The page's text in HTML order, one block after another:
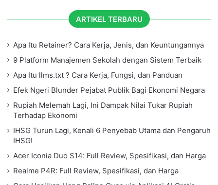
ARTIKEL TERBARU
Apa Itu Retainer? Cara Kerja, Jenis, dan Keuntungannya
9 Platform Manajemen Sekolah dengan Sistem Terbaik
Apa Itu llms.txt ? Cara Kerja, Fungsi, dan Panduan
Efek Ngeri Blunder Pejabat Publik Bagi Ekonomi Negara
Rupiah Melemah Lagi, Ini Dampak Nilai Tukar Rupiah
Terhadap Ekonomi
IHSG Turun Lagi, Kenali 6 Penyebab Utama dan Pengaruh
IHSG!
Acer Iconia Duo S14: Full Review, Spesifikasi, dan Harga
Realme P4R: Full Review, Spesifikasi, dan Harga